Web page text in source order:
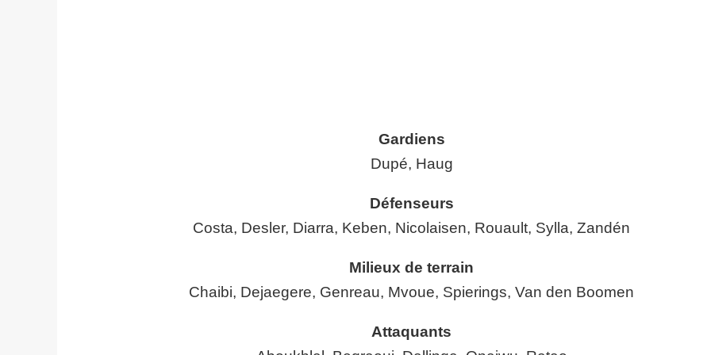
Gardiens
Dupé, Haug
Défenseurs
Costa, Desler, Diarra, Keben, Nicolaisen, Rouault, Sylla, Zandén
Milieux de terrain
Chaibi, Dejaegere, Genreau, Mvoue, Spierings, Van den Boomen
Attaquants